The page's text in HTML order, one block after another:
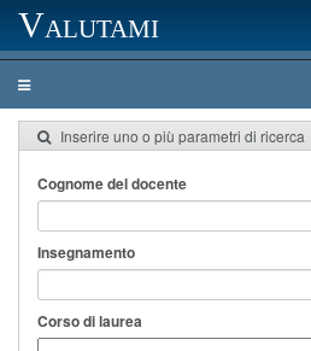
Valutami
Inserire uno o più parametri di ricerca
Cognome del docente
Insegnamento
Corso di laurea